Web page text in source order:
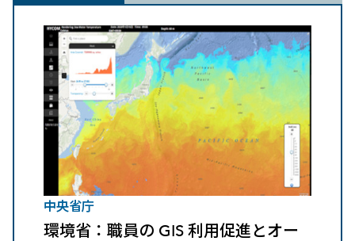
中央省庁
環境省：職員の GIS 利用促進とオー